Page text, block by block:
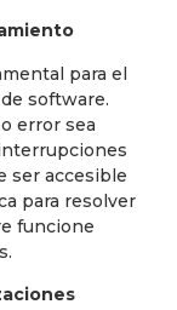
para el
software.
error sea
ser accesible
para resolver
funcione